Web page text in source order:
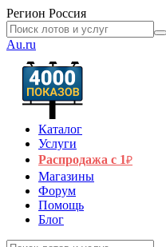
Регион Россия
Au.ru
Каталог
Услуги
Распродажа с 1₽
Магазины
Форум
Помощь
Блог